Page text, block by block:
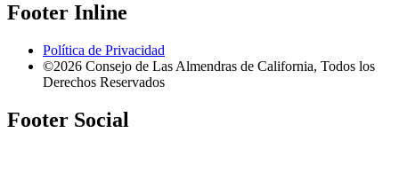
Footer Inline
Política de Privacidad
©2026 Consejo de Las Almendras de California, Todos los
Derechos Reservados
Footer Social